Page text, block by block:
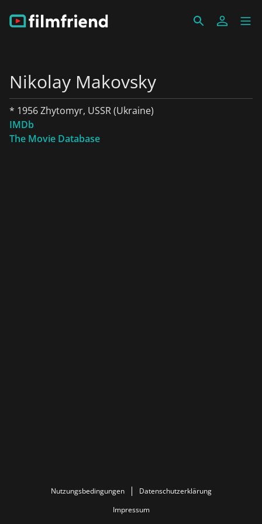
Nikolay Makovsky
* 1956 Zhytomyr, USSR (Ukraine)
IMDb
The Movie Database
Nutzungsbedingungen
Datenschutzerklärung
Impressum